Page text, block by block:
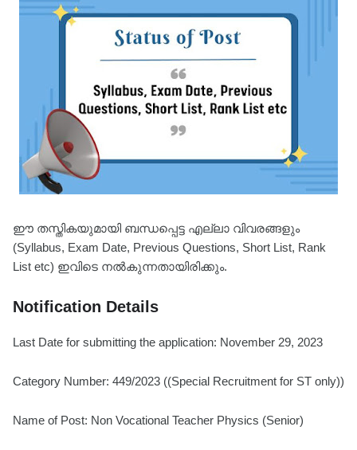
ഈ തസ്തികയുമായി ബന്ധപ്പെട്ട എല്ലാ വിവരങ്ങളും
(Syllabus, Exam Date, Previous Questions, Short List, Rank
List etc) ഇവിടെ നൽകുന്നതായിരിക്കും.
Notification Details
Last Date for submitting the application: November 29, 2023
Category Number: 449/2023 ((Special Recruitment for ST only))
Name of Post: Non Vocational Teacher Physics (Senior)